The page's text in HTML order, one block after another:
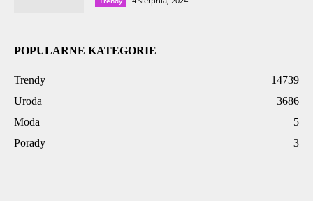
POPULARNE KATEGORIE
Trendy
14739
Uroda
3686
Moda
5
Porady
3